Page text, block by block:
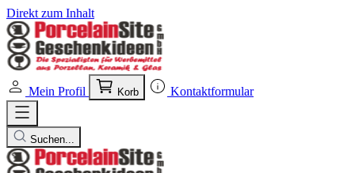
Direkt zum Inhalt
Mein Profil Korb Kontaktformular
Suchen...